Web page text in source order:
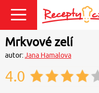
Přihlásit se
Mrkvové zelí
autor:Jana Hamalova
4.0